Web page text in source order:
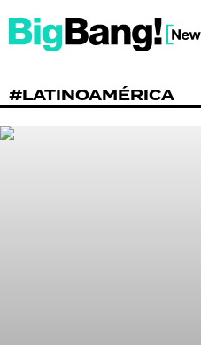
#LATINOAMÉRICA
SHOW
POLÍTICA